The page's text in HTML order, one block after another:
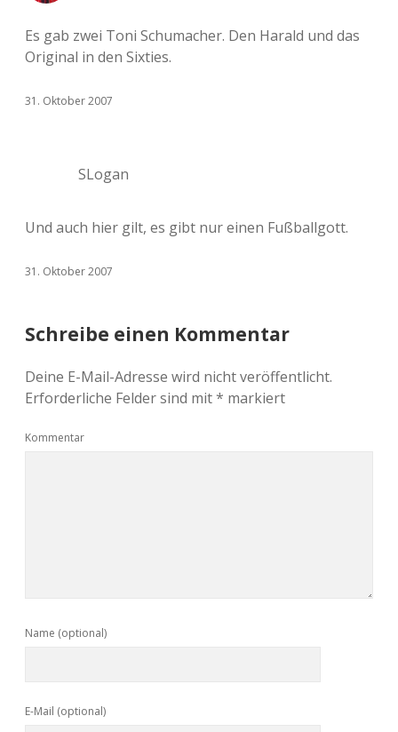
Es gab zwei Toni Schumacher. Den Harald und das
Original in den Sixties.
31. Oktober 2007
SLogan
Und auch hier gilt, es gibt nur einen Fußballgott.
31. Oktober 2007
Schreibe einen Kommentar
Deine E-Mail-Adresse wird nicht veröffentlicht.
Erforderliche Felder sind mit* markiert
Kommentar
Name (optional)
E-Mail (optional)